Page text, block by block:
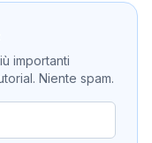
importanti
Niente spam.